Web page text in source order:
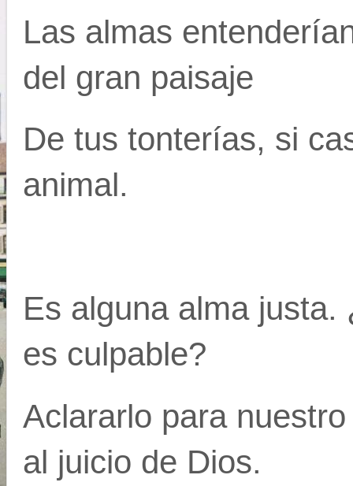
Las almas
del gran paisaje
De tus tonterías, si
animal.
Es alguna alma
es culpable?
Aclararlo para
al juicio de Dios.